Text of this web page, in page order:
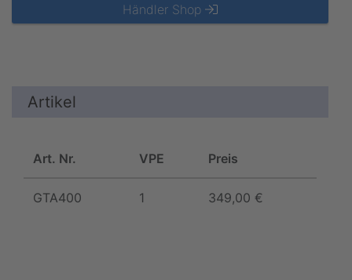
Händler Shop
Artikel
Art. Nr. VPE Preis
GTA400 1 349,00 €